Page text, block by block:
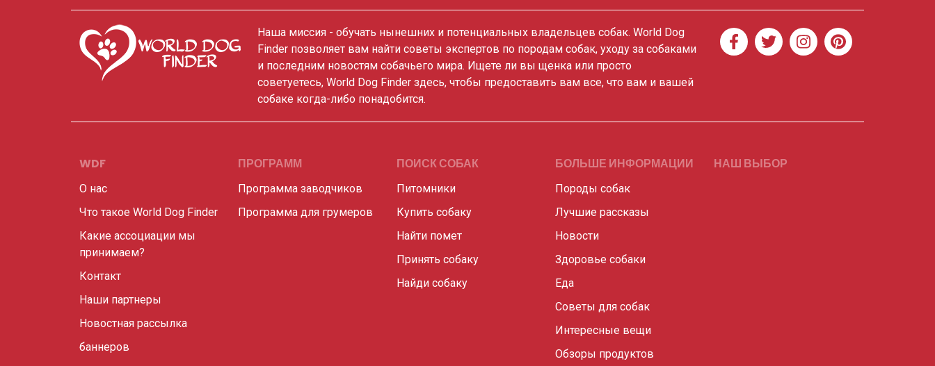
Наша миссия - обучать нынешних и потенциальных владельцев собак. World Dog
Finder позволяет вам найти советы экспертов по породам собак, уходу за собаками
и последним новостям собачьего мира. Ищете ли вы щенка или просто
советуетесь, World Dog Finder здесь, чтобы предоставить вам все, что вам и вашей
собаке когда-либо понадобится.
WDF
О нас
Что такое World Dog Finder
Какие ассоциации мы
принимаем?
Контакт
Наши партнеры
Новостная рассылка
баннеров
ПРОГРАММ
Программа заводчиков
Программа для грумеров
ПОИСК СОБАК
Питомники
Купить собаку
Найти помет
Принять собаку
Найди собаку
БОЛЬШЕ ИНФОРМАЦИИ
Породы собак
Лучшие рассказы
Новости
Здоровье собаки
Еда
Советы для собак
Интересные вещи
Обзоры продуктов
НАШ ВЫБОР